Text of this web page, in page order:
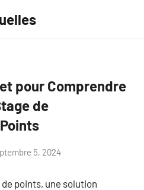
pour Comprendre
de
5, 2024
points, une solution